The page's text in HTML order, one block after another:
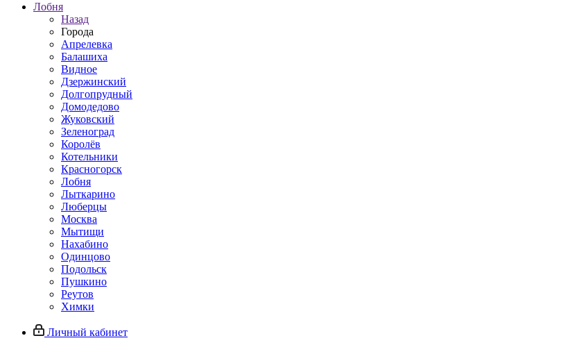
Лобня
Назад
Города
Апрелевка
Балашиха
Видное
Дзержинский
Долгопрудный
Домодедово
Жуковский
Зеленоград
Королёв
Котельники
Красногорск
Лобня
Лыткарино
Люберцы
Москва
Мытищи
Нахабино
Одинцово
Подольск
Пушкино
Реутов
Химки
Личный кабинет